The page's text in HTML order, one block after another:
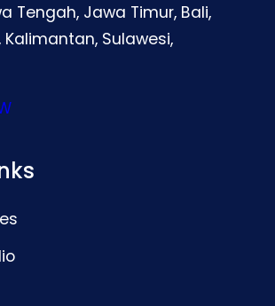
Tengah, Jawa Timur, Bali,
Sulawesi,